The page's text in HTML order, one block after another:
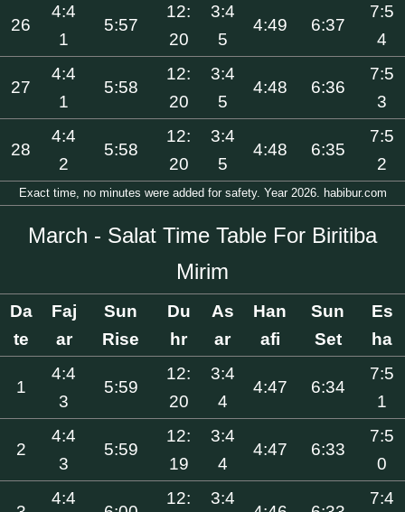
26
4:4
1
5:57
12:
20
3:4
5
4:49 6:37
7:5
4
27
4:4
1
5:58
12:
20
3:4
5
4:48 6:36
7:5
3
28
4:4
2
5:58
12:
20
3:4
5
4:48 6:35
7:5
2
Exact time, no minutes were added for safety. Year 2026. habibur.com
March - Salat Time Table For Biritiba
Mirim
Da
te
Faj
ar
Sun
Rise
Du
hr
As
ar
Han
afi
Sun
Set
Es
ha
1
4:4
3
5:59
12:
20
3:4
4
4:47 6:34
7:5
1
2
4:4
3
5:59
12:
19
3:4
4
4:47 6:33
7:5
0
4:4
12:
3:4
7:4